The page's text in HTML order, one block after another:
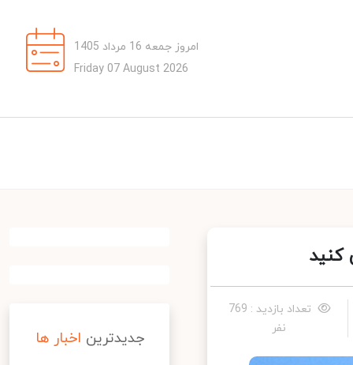
امروز جمعه 16 مرداد 1405
Friday 07 August 2026
تعداد بازدید : 769
نفر
جدیدترین اخبار ها